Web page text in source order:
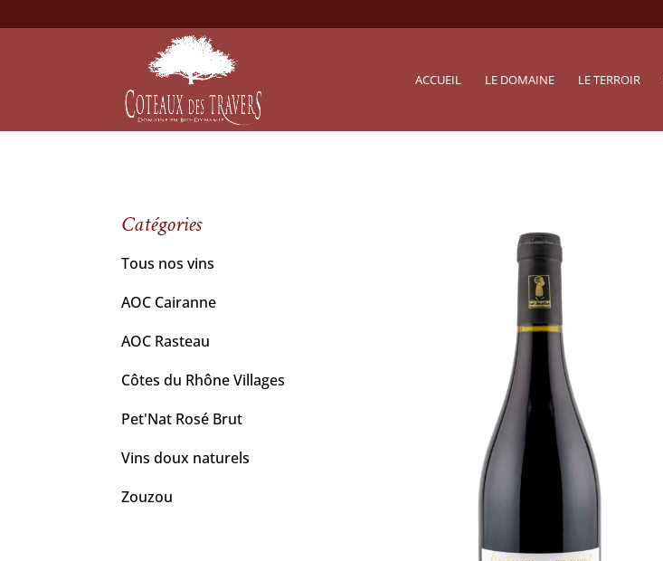
ACCUEIL LE DOMAINE LE TERROIR
Catégories
Tous nos vins
AOC Cairanne
AOC Rasteau
Côtes du Rhône Villages
Pet'Nat Rosé Brut
Vins doux naturels
Zouzou